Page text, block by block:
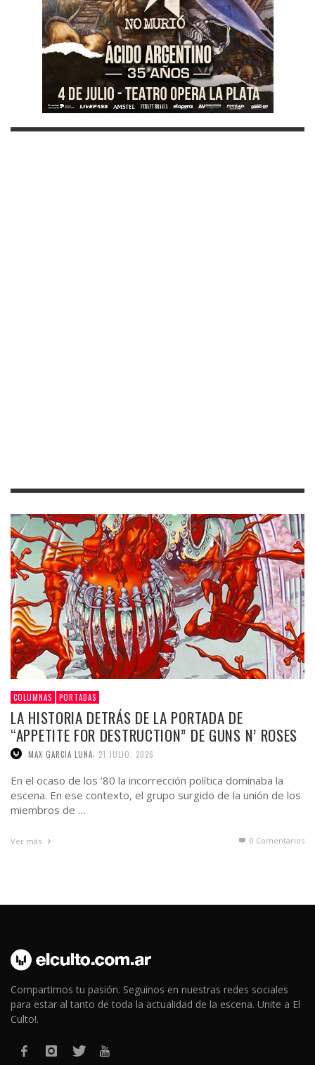
COLUMNAS PORTADAS
LA HISTORIA DETRÁS DE LA PORTADA DE
“APPETITE FOR DESTRUCTION” DE GUNS N’ ROSES
MAX GARCIA LUNA 21 JULIO, 2026
En el ocaso de los ’80 la incorrección política dominaba la
escena. En ese contexto, el grupo surgido de la unión de los
miembros de …
Ver más 0 Comentarios
Compartimos tu pasión. Seguinos en nuestras redes sociales
para estar al tanto de toda la actualidad de la escena. Unite a El
Culto!.